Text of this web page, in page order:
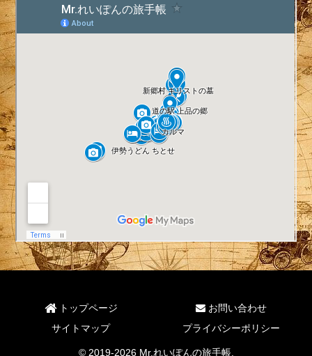
トップページ
お問い合わせ
サイトマップ
プライバシーポリシー
© 2019-2026 Mr.れいぽんの旅手帳.